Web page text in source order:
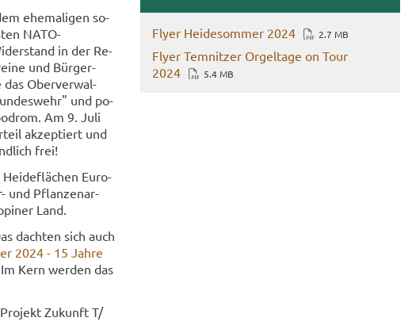
ehe­ma­li­gen so­
NATO-​
in der Re­
und Bür­ger­
das Ober­ver­wal­
und po­
Am 9. Juli
ak­zep­tiert und
frei!
Hei­de­flä­chen Eu­ro­
und Pflan­zen­ar­
Land.
dach­ten sich auch
2024 - 15 Jahre
Kern wer­den das
Zu­kunft T/
Flyer Hei­desom­mer 2024 2.7 MB
Flyer Tem­nit­zer Or­gel­ta­ge on Tour
2024
5.4 MB